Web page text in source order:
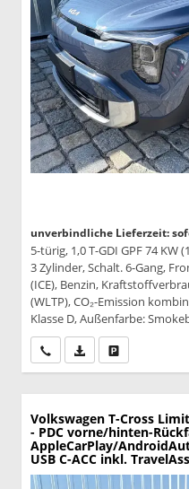
unverbindliche Lieferzeit:
5-türig, 1,0 T-GDI GPF 74 KW
3 Zylinder, Schalt. 6-Gang,
(ICE), Benzin,
(WLTP), CO₂-Emission
Klasse D, Außenfarbe:
Wir rufen Sie an
PDF-Datei,
Volkswagen T-Cross
- PDC vorne/hinten-
AppleCarPlay/
USB C-ACC inkl.